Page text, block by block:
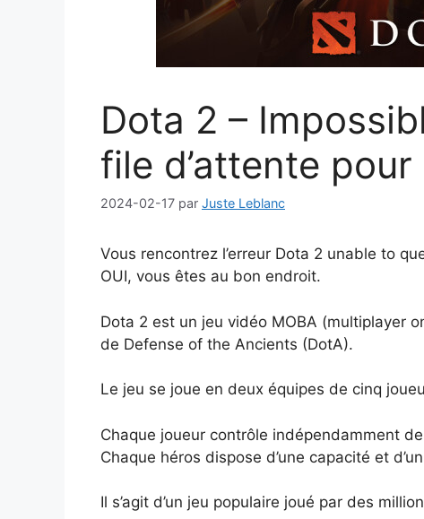
Dota 2 –
file d’attente
2024-02-17 par Juste Leblanc
Vous rencontrez l’erreur Dota 2 unable to
OUI, vous êtes au bon endroit.
Dota 2 est un jeu vidéo MOBA (multiplayer
de Defense of the Ancients (DotA).
Le jeu se joue en deux équipes de cinq
Chaque joueur contrôle indépendamment
Chaque héros dispose d’une capacité et
Il s’agit d’un jeu populaire joué par des